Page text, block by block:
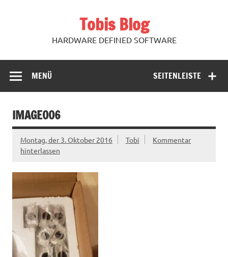
Tobis Blog
HARDWARE DEFINED SOFTWARE
SEITENLEISTE
MENÜ
IMAGE006
Montag, der 3. Oktober 2016 Tobi
Kommentar
hinterlassen